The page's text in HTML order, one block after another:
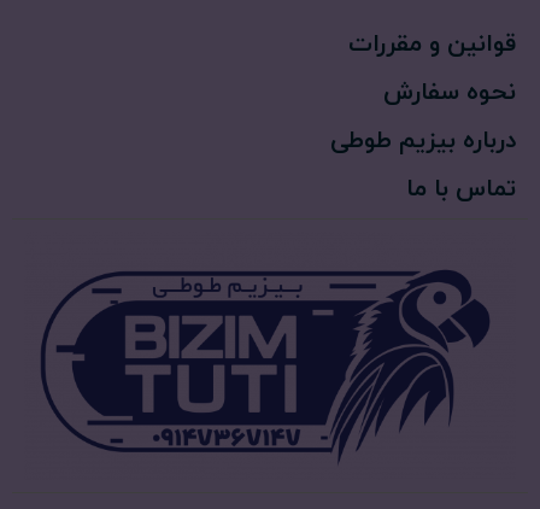
قوانین و مقررات
نحوه سفارش
درباره بیزیم طوطی
تماس با ما